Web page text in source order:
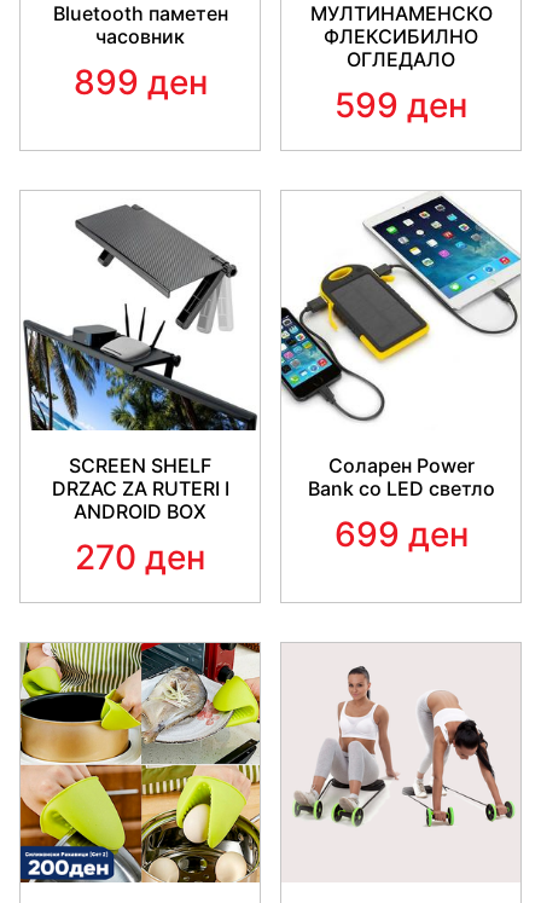
Bluetooth паметен
часовник
899 ден
МУЛТИНАМЕНСКО
ФЛЕКСИБИЛНО
ОГЛЕДАЛО
599 ден
SCREEN SHELF
DRZAC ZA RUTERI I
ANDROID BOX
270 ден
Соларен Power
Bank со LED светло
699 ден